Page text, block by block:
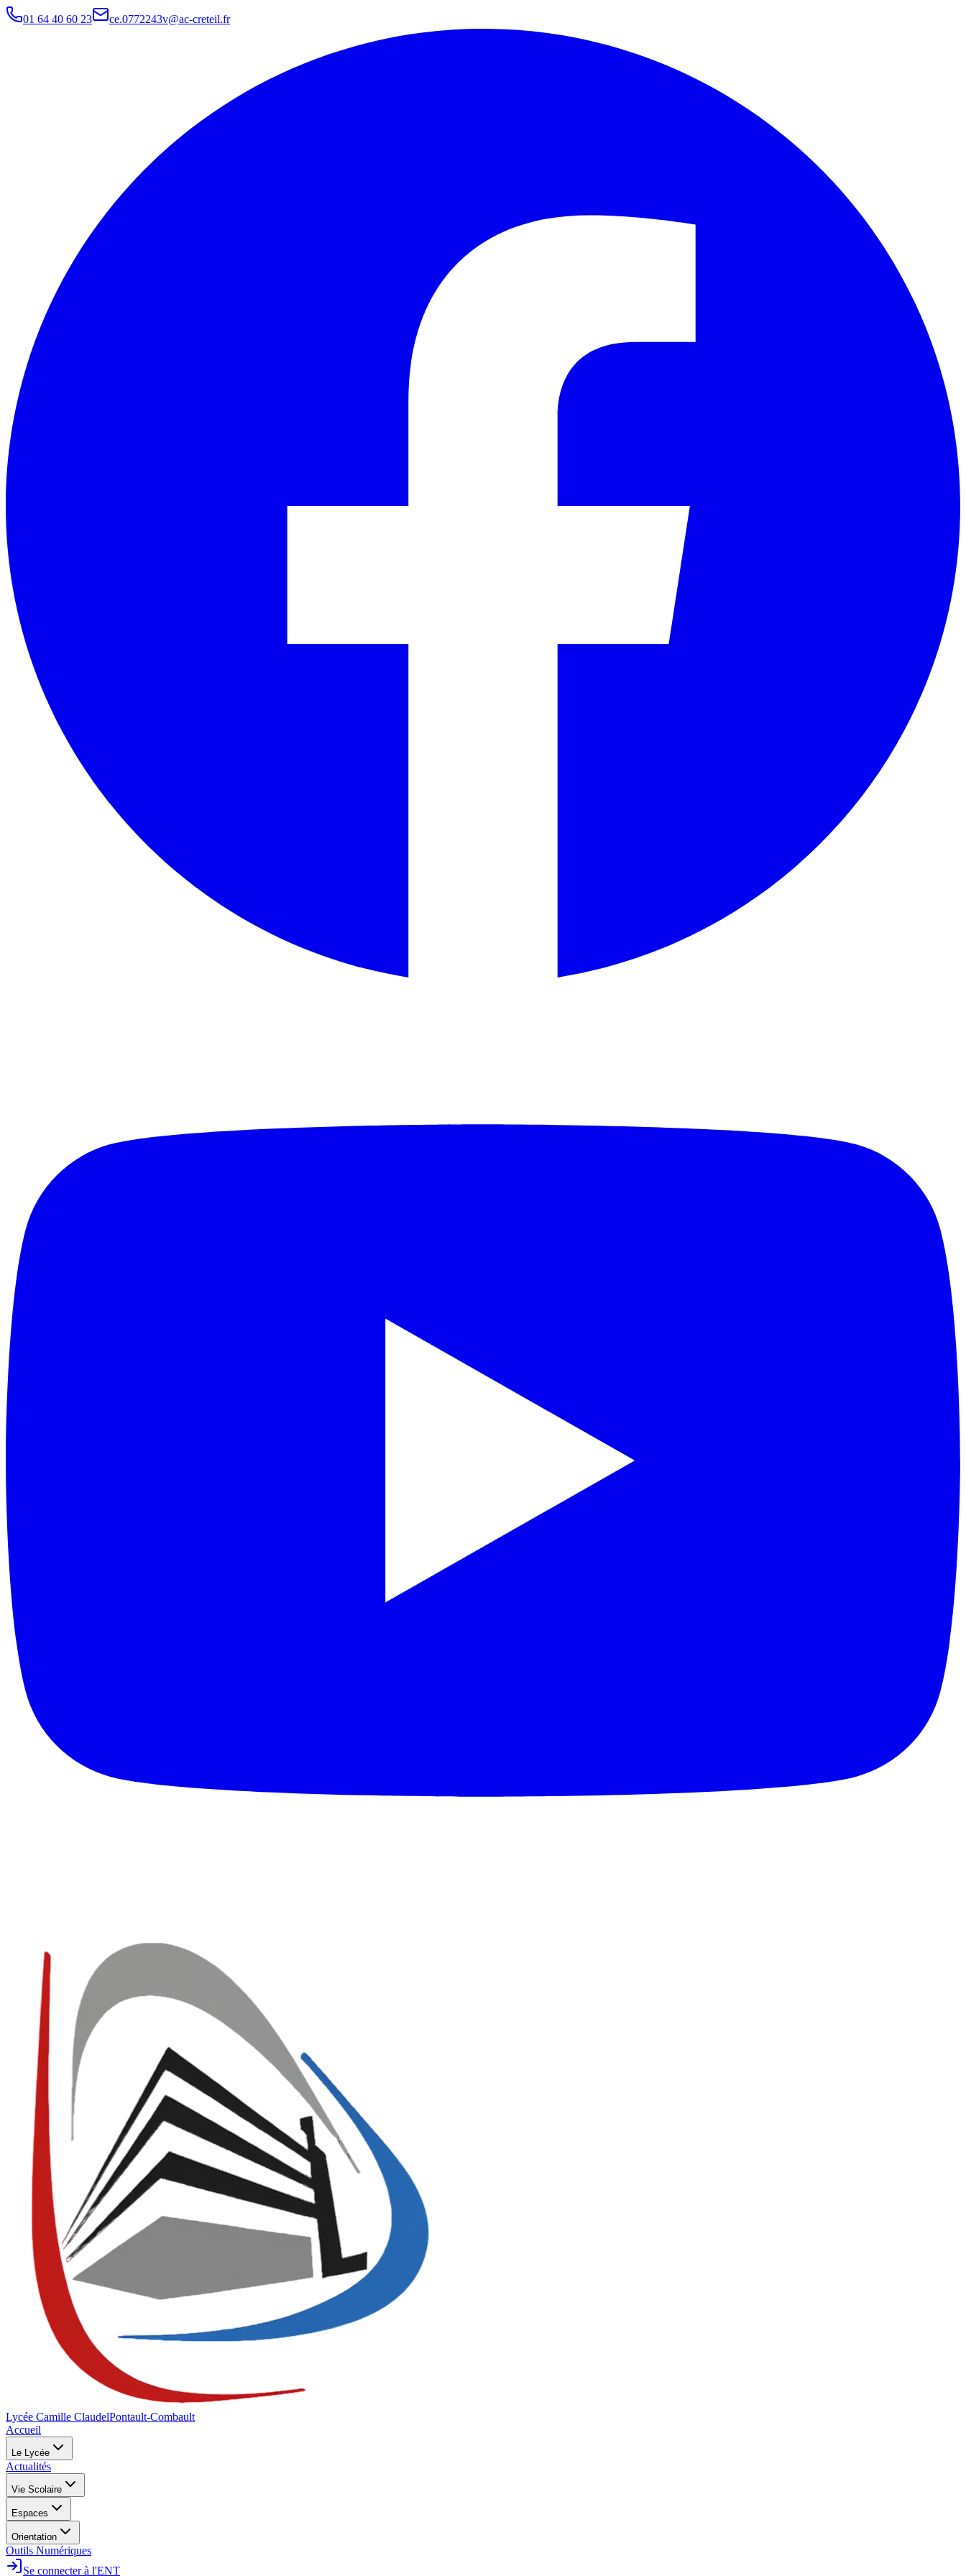
01 64 40 60 23 ce.0772243v@ac-creteil.fr
Lycée Camille ClaudelPontault-Combault
Accueil
Le Lycée
Actualités
Vie Scolaire
Espaces
Orientation
Outils Numériques
Se connecter à l'ENT